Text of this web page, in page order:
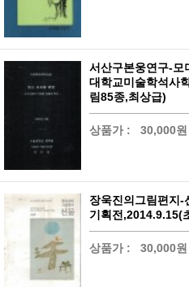
서산구본웅연구-모
대학교미술학석사
림85종,최상급)
상품가 : 30,000원
장욱진의그림편지-
기획전,2014.9.15(
상품가 : 30,000원